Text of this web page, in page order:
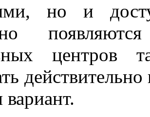
но и
центров
вариант.